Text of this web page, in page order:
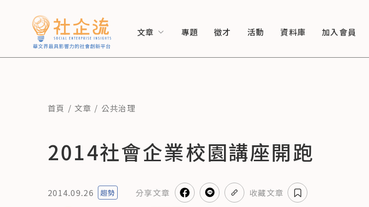
文章 專題 徵才 活動 資料庫 加入會員
首頁 文章 公共治理
2014社會企業校園講座開跑
2014.09.26 趨勢 分享文章 收藏文章